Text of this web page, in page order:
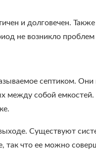
и долговечен.
не возникло
септиком. Они
между собой
выходе. Существуют
так что ее можно